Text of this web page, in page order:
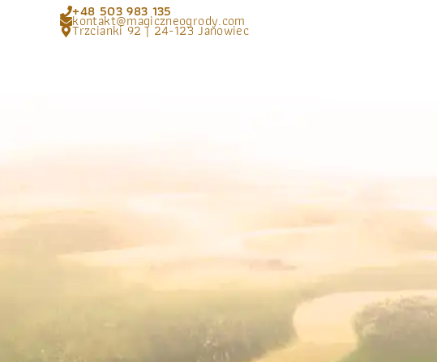
+48 503 983 135
kontakt@magiczneogrody.com
Trzcianki 92 | 24-123 Janowiec